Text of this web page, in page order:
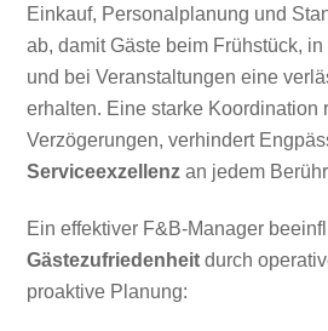
Einkauf, Personalplanung und
ab, damit Gäste beim Frühstück,
und bei Veranstaltungen eine
erhalten. Eine starke Koordination
Verzögerungen, verhindert
Serviceexzellenz an jedem
Ein effektiver F&B-Manager
Gästezufriedenheit durch
proaktive Planung: